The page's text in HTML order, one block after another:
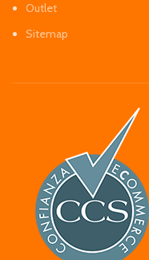
Outlet
Sitemap